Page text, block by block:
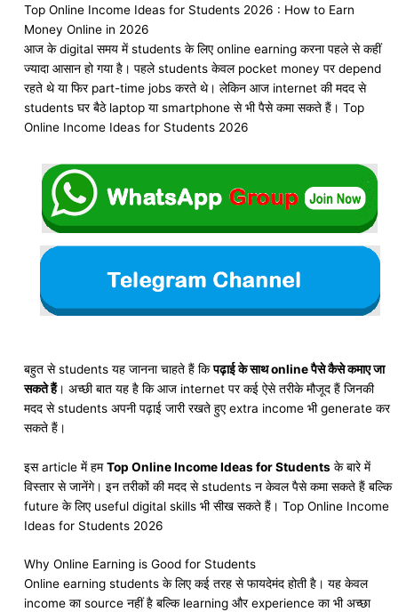
Top Online Income Ideas for Students 2026 : How to Earn
Money Online in 2026
आज के digital समय में students के लिए online earning करना पहले से कहीं
ज्यादा आसान हो गया है। पहले students केवल pocket money पर depend
रहते थे या फिर part-time jobs करते थे। लेकिन आज internet की मदद से
students घर बैठे laptop या smartphone से भी पैसे कमा सकते हैं। Top
Online Income Ideas for Students 2026
बहुत से students यह जानना चाहते हैं किपढ़ाई के साथ online पैसे कैसे कमाए जा
सकते हैं। अच्छी बात यह है कि आज internet पर कई ऐसे तरीके मौजूद हैं जिनकी
मदद से students अपनी पढ़ाई जारी रखते हुए extra income भी generate कर
सकते हैं।
इस article में हमTop Online Income Ideas for Students के बारे में
विस्तार से जानेंगे। इन तरीकों की मदद से students न केवल पैसे कमा सकते हैं बल्कि
future के लिए useful digital skills भी सीख सकते हैं। Top Online Income
Ideas for Students 2026
Why Online Earning is Good for Students
Online earning students के लिए कई तरह से फायदेमंद होती है। यह केवल
income का source नहीं है बल्कि learning और experience का भी अच्छा